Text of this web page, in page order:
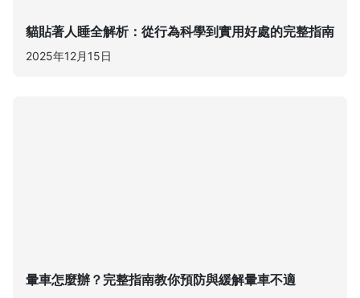
貓貼著人睡全解析：從行為科學到實用好處的完整指南
2025年12月15日
暈車怎麼辦？完整指南教你預防與緩解暈車不適